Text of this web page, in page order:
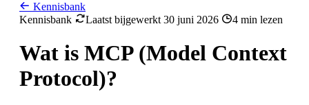
Kennisbank
Kennisbank
Laatst bijgewerkt 30 juni 2026 4 min lezen
Wat is MCP (Model Context
Protocol)?